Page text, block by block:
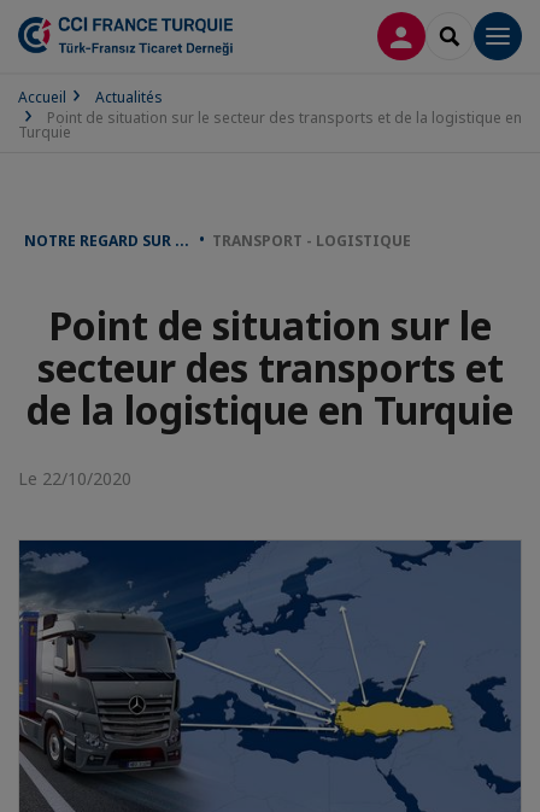
CONNEXION
Accueil
Actualités
Point de situation sur le secteur des transports et de la logistique en
Turquie
NOTRE REGARD SUR ... TRANSPORT - LOGISTIQUE
Point de situation sur le
secteur des transports et
de la logistique en Turquie
Le 22/10/2020